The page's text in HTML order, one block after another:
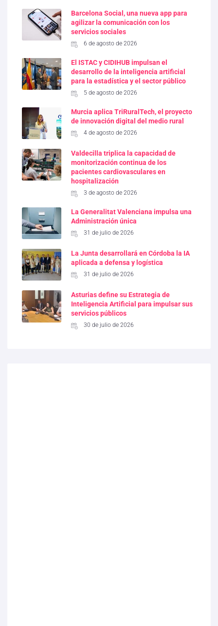
Barcelona Social, una nueva app para
agilizar la comunicación con los
servicios sociales
6 de agosto de 2026
El ISTAC y CIDIHUB impulsan el
desarrollo de la inteligencia artificial
para la estadística y el sector público
5 de agosto de 2026
Murcia aplica TriRuralTech, el proyecto
de innovación digital del medio rural
4 de agosto de 2026
Valdecilla triplica la capacidad de
monitorización continua de los
pacientes cardiovasculares en
hospitalización
3 de agosto de 2026
La Generalitat Valenciana impulsa una
Administración única
31 de julio de 2026
La Junta desarrollará en Córdoba la IA
aplicada a defensa y logística
31 de julio de 2026
Asturias define su Estrategia de
Inteligencia Artificial para impulsar sus
servicios públicos
30 de julio de 2026